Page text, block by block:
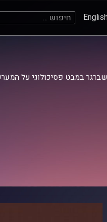
חיפוש:
במבט פסיכולוגי על